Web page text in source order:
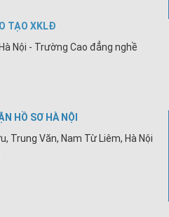
TẠO XKLĐ
Nội - Trường Cao đẳng nghề
HỒ SƠ HÀ NỘI
Trung Văn, Nam Từ Liêm, Hà Nội